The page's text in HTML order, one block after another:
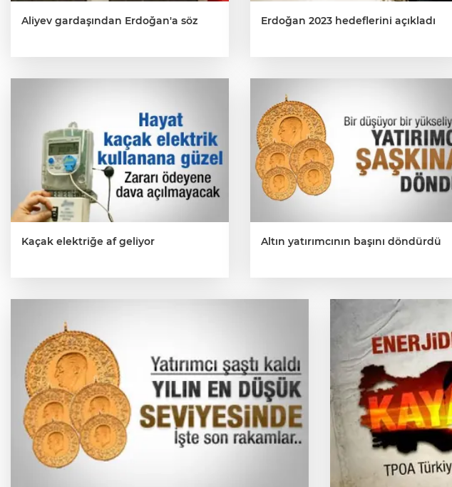
Aliyev gardaşından Erdoğan'a söz Erdoğan 2023 hedeflerini açıkladı
Kaçak elektriğe af geliyor Altın yatırımcının başını döndürdü
MART SEÇİMLERİ
Bilge Çetin